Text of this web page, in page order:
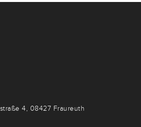
4, 08427 Fraureuth